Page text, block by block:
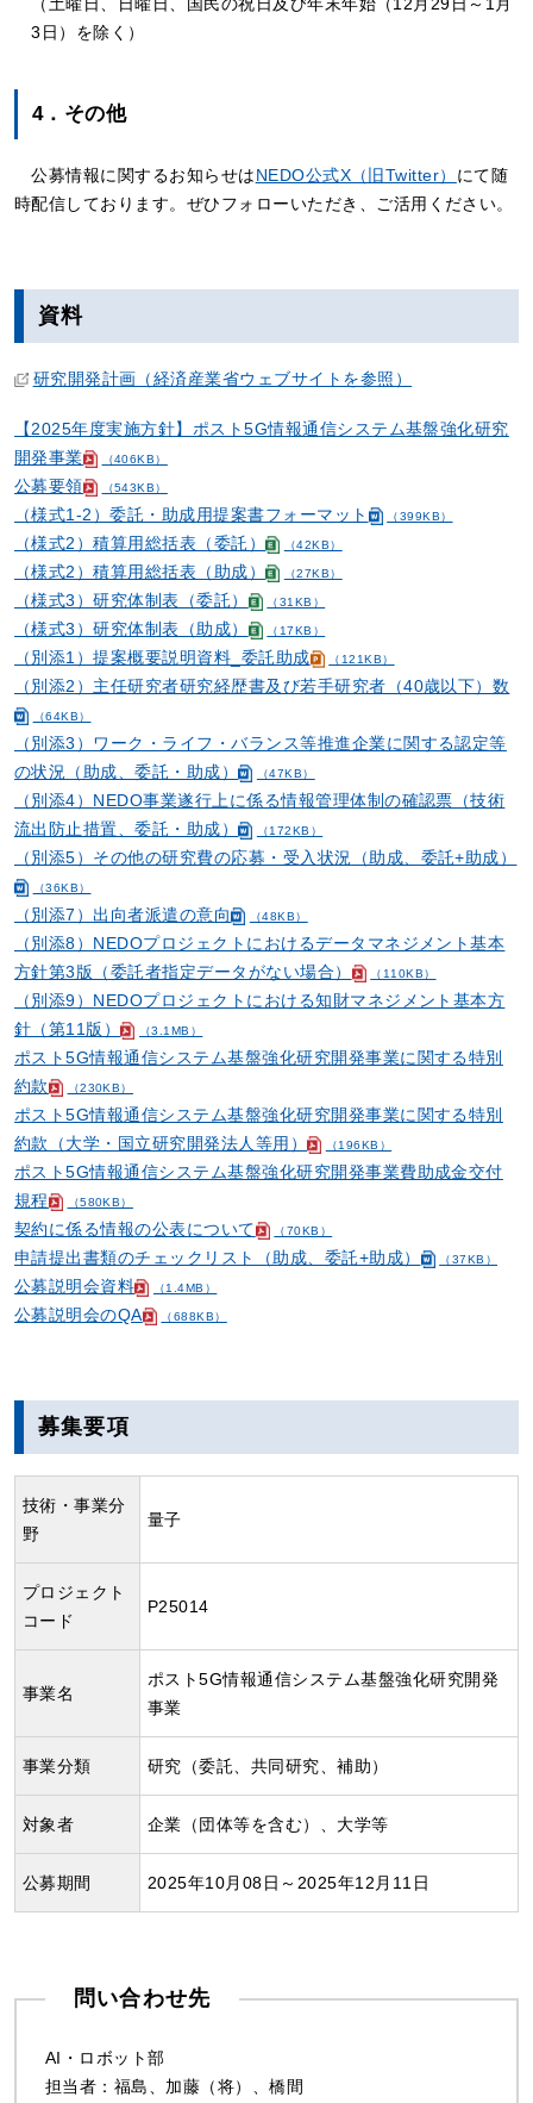
3日）を除く）
4．その他
公募情報に関するお知らせはNEDO公式X（旧Twitter） にて随
時配信しております。ぜひフォローいただき、ご活用ください。
資料
研究開発計画（経済産業省ウェブサイトを参照）
【2025年度実施方針】ポスト5G情報通信システム基盤強化研究
開発事業
（406KB）
公募要領 （543KB）
（様式1-2）委託・助成用提案書フォーマット （399KB）
（様式2）積算用総括表（委託） （42KB）
（様式2）積算用総括表（助成） （27KB）
（様式3）研究体制表（委託） （31KB）
（様式3）研究体制表（助成） （17KB）
（別添1）提案概要説明資料_委託助成 （121KB）
（別添2）主任研究者研究経歴書及び若手研究者（40歳以下）数
（64KB）
（別添3）ワーク・ライフ・バランス等推進企業に関する認定等
の状況（助成、委託・助成）
（47KB）
（別添4）NEDO事業遂行上に係る情報管理体制の確認票（技術
流出防止措置、委託・助成）
（172KB）
（別添5）その他の研究費の応募・受入状況（助成、委託+助成）
（36KB）
（別添7）出向者派遣の意向 （48KB）
（別添8）NEDOプロジェクトにおけるデータマネジメント基本
方針第3版（委託者指定データがない場合）
（110KB）
（別添9）NEDOプロジェクトにおける知財マネジメント基本方
針（第11版）
（3.1MB）
ポスト5G情報通信システム基盤強化研究開発事業に関する特別
約款
（230KB）
ポスト5G情報通信システム基盤強化研究開発事業に関する特別
約款（大学・国立研究開発法人等用）
（196KB）
ポスト5G情報通信システム基盤強化研究開発事業費助成金交付
規程
（580KB）
契約に係る情報の公表について （70KB）
申請提出書類のチェックリスト（助成、委託+助成） （37KB）
公募説明会資料 （1.4MB）
公募説明会のQA （688KB）
募集要項
技術・事業分
野
量子
プロジェクト
コード
P25014
事業名
ポスト5G情報通信システム基盤強化研究開発
事業
事業分類 研究（委託、共同研究、補助）
対象者 企業（団体等を含む）、大学等
公募期間 2025年10月08日～2025年12月11日
問い合わせ先
AI・ロボット部
担当者：福島、加藤（将）、橋間